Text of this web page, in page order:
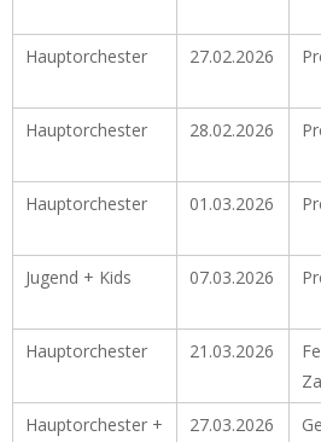
Hauptorchester
27.02.2026
Hauptorchester
28.02.2026
Hauptorchester
01.03.2026
Jugend + Kids
07.03.2026
Hauptorchester
21.03.2026
Hauptorchester +
27.03.2026